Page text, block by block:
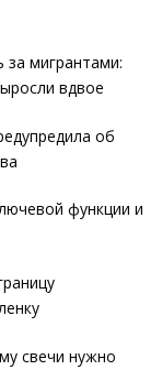
мигрантами:
вдвое
об
функции и
свечи нужно